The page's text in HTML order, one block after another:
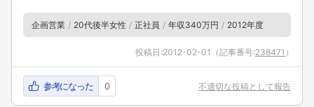
企画営業 20代後半女性 正社員 年収340万円 2012年度
投稿日:2012-02-01 （記事番号:238471 ）
参考になった 0 不適切な投稿として報告